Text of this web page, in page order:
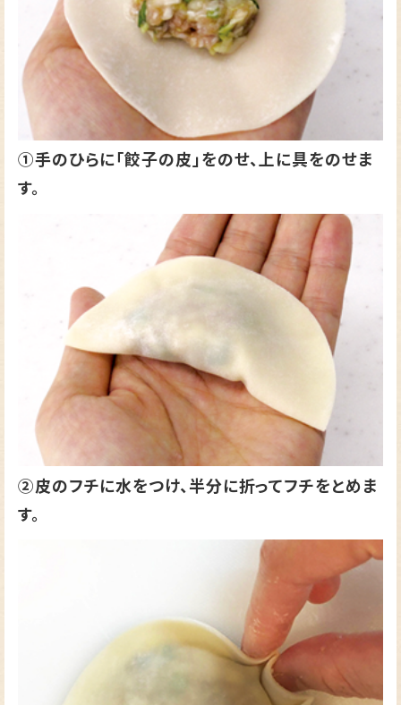
①手のひらに「餃子の皮」をのせ、上に具をのせま
す。
②皮のフチに水をつけ、半分に折ってフチをとめま
す。